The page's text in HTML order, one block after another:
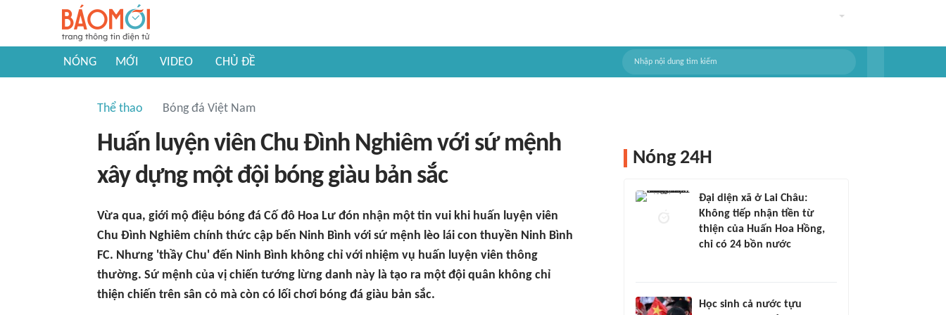
NÓNG MỚI VIDEO CHỦ ĐỀ
Thể thao Bóng đá Việt Nam
Huấn luyện viên Chu Đình Nghiêm với sứ mệnh
xây dựng một đội bóng giàu bản sắc
Vừa qua, giới mộ điệu bóng đá Cố đô Hoa Lư đón nhận một tin vui khi huấn luyện viên
Chu Đình Nghiêm chính thức cập bến Ninh Bình với sứ mệnh lèo lái con thuyền Ninh Bình
FC. Nhưng 'thầy Chu' đến Ninh Bình không chỉ với nhiệm vụ huấn luyện viên thông
thường. Sứ mệnh của vị chiến tướng lừng danh này là tạo ra một đội quân không chỉ
thiện chiến trên sân cỏ mà còn có lối chơi bóng đá giàu bản sắc.
Nóng 24H
Đại diện xã ở Lai Châu:
Không tiếp nhận tiền từ
thiện của Huấn Hoa Hồng,
chỉ có 24 bồn nước
Học sinh cả nước tựu